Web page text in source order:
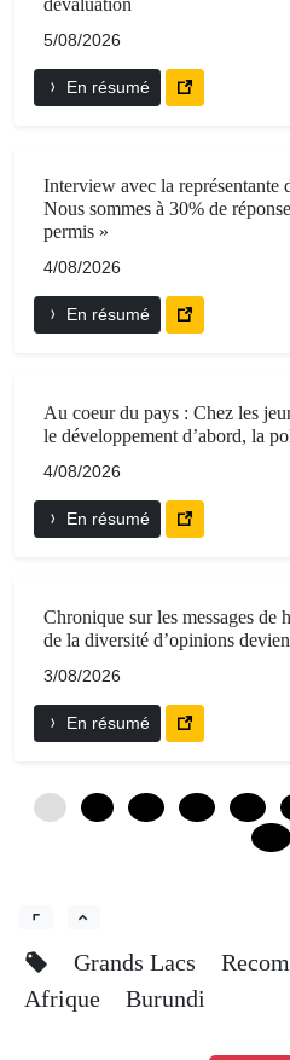
dévaluation
5/08/2026
En résumé
Interview avec la
Nous sommes à 30% de
permis »
4/08/2026
En résumé
Au coeur du pays : Chez les
le développement d’abord, la
4/08/2026
En résumé
Chronique sur les messages de
de la diversité d’opinions
3/08/2026
En résumé
Grands Lacs
Afrique
Burundi